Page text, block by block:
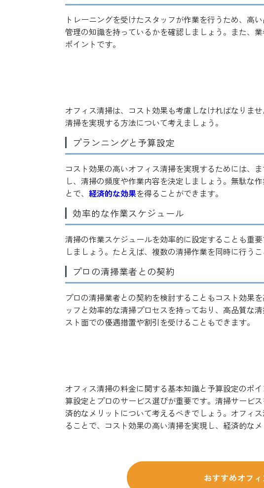
トレーニングを受けたスタッフが作業を行うため、高
管理の知識を持っているかを確認しましょう。また、
ポイントです。
オフィス清掃は、コスト効果も考慮しなければなりま
清掃を実現する方法について考えましょう。
プランニングと予算設定
コスト効果の高いオフィス清掃を実現するためには、
し、清掃の頻度や作業内容を決定しましょう。無駄な
とで、 経済的な効果を得ることができます。
効率的な作業スケジュール
清掃の作業スケジュールを効率的に設定することも重要
しましょう。たとえば、複数の清掃作業を同時に行う
プロの清掃業者との契約
プロの清掃業者との契約を検討することもコスト効果
ッフと効率的な清掃プロセスを持っており、高品質な
スト面での優遇措置や割引を受けることもできます。
オフィス清掃の料金に関する基本知識と予算設定のポ
算設定とプロのサービス選びが重要です。清掃サービ
済的なメリットについて考えるべきでしょう。オフィ
ることで、コスト効果の高い清掃を実現し、経済的な
おすすめオフ